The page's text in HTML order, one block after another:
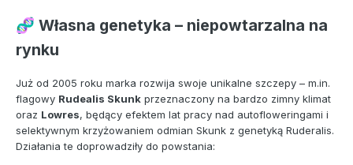
🧬 Własna genetyka – niepowtarzalna na
rynku
Już od 2005 roku marka rozwija swoje unikalne szczepy – m.in.
flagowy Rudealis Skunk przeznaczony na bardzo zimny klimat
oraz Lowres, będący efektem lat pracy nad autofloweringami i
selektywnym krzyżowaniem odmian Skunk z genetyką Ruderalis.
Działania te doprowadziły do powstania: